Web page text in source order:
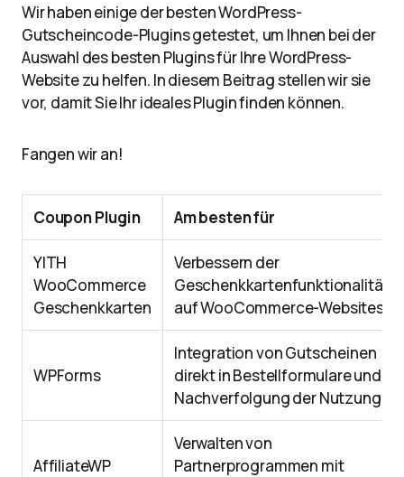
Wir haben einige der besten WordPress-
Gutscheincode-Plugins getestet, um Ihnen bei der
Auswahl des besten Plugins für Ihre WordPress-
Website zu helfen. In diesem Beitrag stellen wir sie
vor, damit Sie Ihr ideales Plugin finden können.
Fangen wir an!
Coupon Plugin Am besten für
YITH
WooCommerce
Geschenkkarten
Verbessern der
Geschenkkartenfunktionalität
auf WooCommerce-Websites
WPForms
Integration von Gutscheinen
direkt in Bestellformulare und
Nachverfolgung der Nutzung
AffiliateWP
Verwalten von
Partnerprogrammen mit